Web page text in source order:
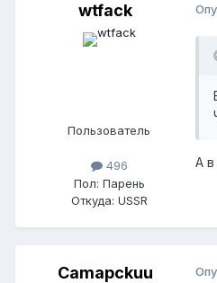
wtfack
Пользователь
496
Пол: Парень
Откуда: USSR
А в
Camapckuu